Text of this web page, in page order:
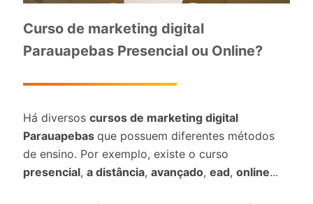
Curso de marketing digital
Parauapebas Presencial ou Online?
Há diversos cursos de marketing digital
Parauapebas que possuem diferentes métodos
de ensino. Por exemplo, existe o curso
presencial, a distância, avançado, ead, online...